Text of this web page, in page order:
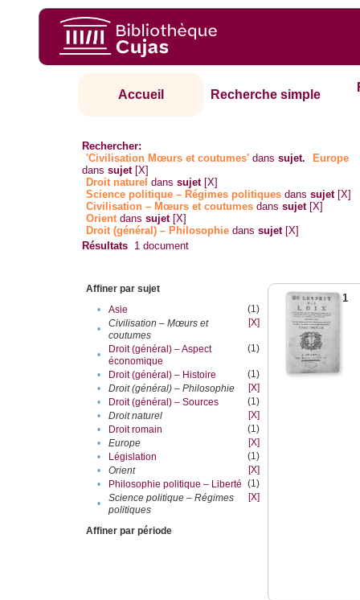
Accueil Recherche simple
Rechercher:
'Civilisation Mœurs et coutumes' danssujet.
Europe
danssujet [X]
Droit naturel danssujet [X]
Science politique – Régimes politiques danssujet [X]
Civilisation – Mœurs et coutumes danssujet [X]
Orientdanssujet [X]
Droit (général) – Philosophie danssujet [X]
Résultats 1 document
Affiner par sujet
•
Asie
(1)
•
Civilisation – Mœurs et
coutumes
[X]
•
Droit (général) – Aspect
économique
(1)
• Droit (général) – Histoire
(1)
•
Droit (général) – Philosophie
[X]
•
Droit (général) – Sources
(1)
•
Droit naturel
[X]
•
Droit romain
(1)
•
Europe
[X]
•
Législation
(1)
•
Orient
[X]
•
Philosophie politique – Liberté (1)
•
Science politique – Régimes
politiques
[X]
Affiner par période
1